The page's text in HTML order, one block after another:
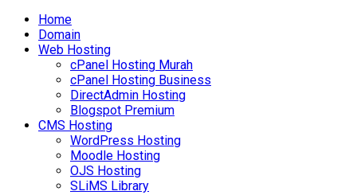
Home
Domain
Web Hosting
cPanel Hosting Murah
cPanel Hosting Business
DirectAdmin Hosting
Blogspot Premium
CMS Hosting
WordPress Hosting
Moodle Hosting
OJS Hosting
SLiMS Library